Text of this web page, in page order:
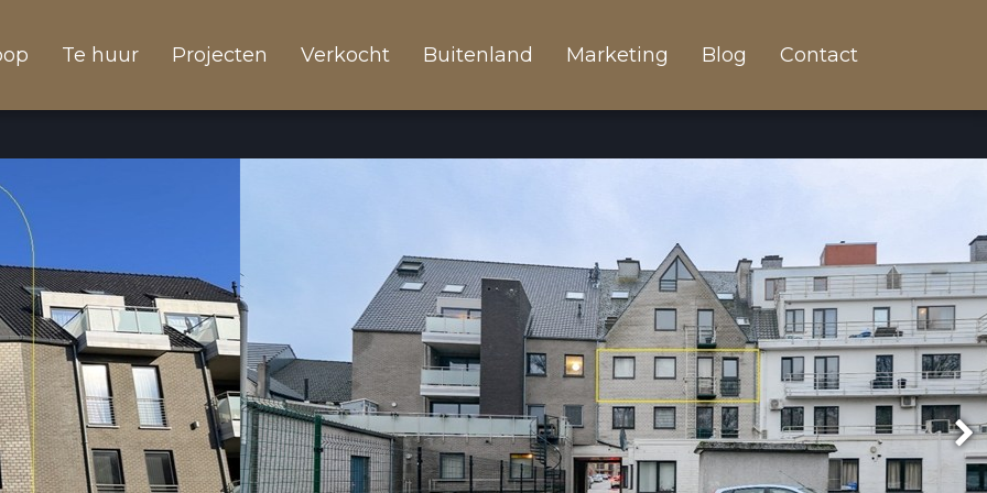
Te huur Projecten Verkocht Buitenland Marketing Blog Contact